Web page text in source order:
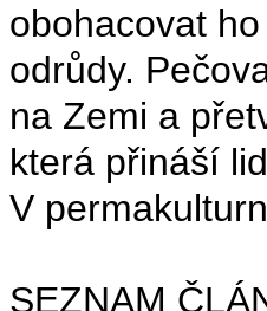
obohacovat
odrůdy.
na Zemi a
která přináší
V
SEZNAM